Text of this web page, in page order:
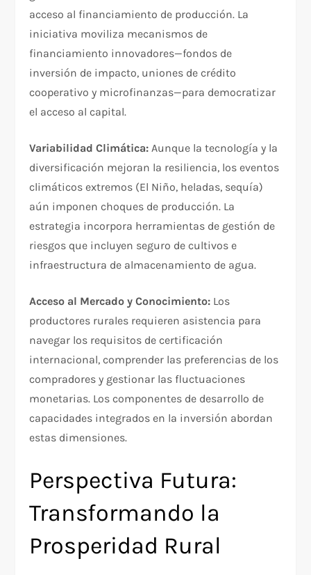
acceso al financiamiento de producción. La
iniciativa moviliza mecanismos de
financiamiento innovadores—fondos de
inversión de impacto, uniones de crédito
cooperativo y microfinanzas—para democratizar
el acceso al capital.
Variabilidad Climática: Aunque la tecnología y la
diversificación mejoran la resiliencia, los eventos
climáticos extremos (El Niño, heladas, sequía)
aún imponen choques de producción. La
estrategia incorpora herramientas de gestión de
riesgos que incluyen seguro de cultivos e
infraestructura de almacenamiento de agua.
Acceso al Mercado y Conocimiento: Los
productores rurales requieren asistencia para
navegar los requisitos de certificación
internacional, comprender las preferencias de los
compradores y gestionar las fluctuaciones
monetarias. Los componentes de desarrollo de
capacidades integrados en la inversión abordan
estas dimensiones.
Perspectiva Futura:
Transformando la
Prosperidad Rural